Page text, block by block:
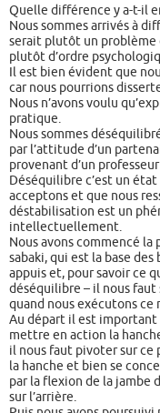
Quelle différence y a-t-il
Nous sommes arrivés à
serait plutôt un problème
plutôt d’ordre
Il est bien évident que
car nous pourrions
Nous n’avons voulu
pratique.
Nous sommes
par l’attitude d’un
provenant d’un
Déséquilibre c’est un
acceptons et que nous
déstabilisation est un
intellectuellement.
Nous avons commencé
sabaki, qui est la base
appuis et, pour savoir ce
déséquilibre – il nous
quand nous exécutons ce
Au départ il est important
mettre en action la
il nous faut pivoter sur ce
la hanche et bien se
par la flexion de la jambe
sur l’arrière.